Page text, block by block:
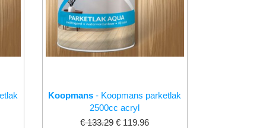
Koopmans - Koopmans parketlak
2500cc acryl
€ 133.29 € 119.96